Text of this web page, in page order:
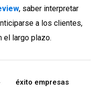
, saber interpretar
a los clientes,
el largo plazo.
éxito empresas